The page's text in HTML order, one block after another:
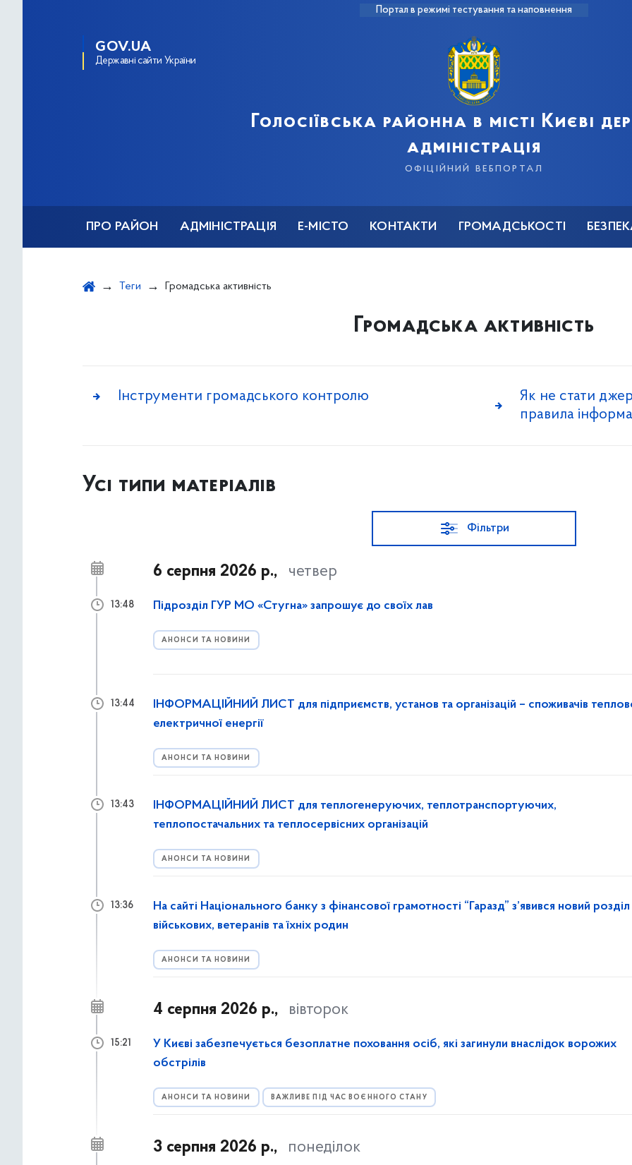
Портал в режимі тестування та наповнення
GOV.UA
Державні сайти України
Голосіївська районна в місті Києві
адміністрація
офіційний вебпортал
ПРО РАЙОН АДМІНІСТРАЦІЯ Е-МІСТО КОНТАКТИ ГРОМАДСЬКОСТІ
Теги Громадська активність
Громадська активність
Інструменти громадського контролю
Як не стати
правила
Усі типи матеріалів
Фільтри
6 серпня 2026 р., четвер
Підрозділ ГУР МО «Стугна» запрошує до своїх лав
АНОНСИ ТА НОВИНИ
13:48
ІНФОРМАЦІЙНИЙ ЛИСТ для підприємств, установ та організацій – споживачів
електричної енергії
АНОНСИ ТА НОВИНИ
13:44
ІНФОРМАЦІЙНИЙ ЛИСТ для теплогенеруючих, теплотранспортуючих,
теплопостачальних та теплосервісних організацій
АНОНСИ ТА НОВИНИ
13:43
На сайті Національного банку з фінансової грамотності “Гаразд” з’явився новий
військових, ветеранів та їхніх родин
АНОНСИ ТА НОВИНИ
13:36
4 серпня 2026 р., вівторок
У Києві забезпечується безоплатне поховання осіб, які загинули внаслідок ворожих
обстрілів
АНОНСИ ТА НОВИНИ ВАЖЛИВЕ ПІД ЧАС ВОЄННОГО СТАНУ
15:21
3 серпня 2026 р., понеділок